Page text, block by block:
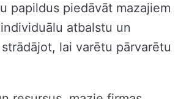
papildus piedāvāt mazajiem
atbalstu un
lai varētu pārvarētu